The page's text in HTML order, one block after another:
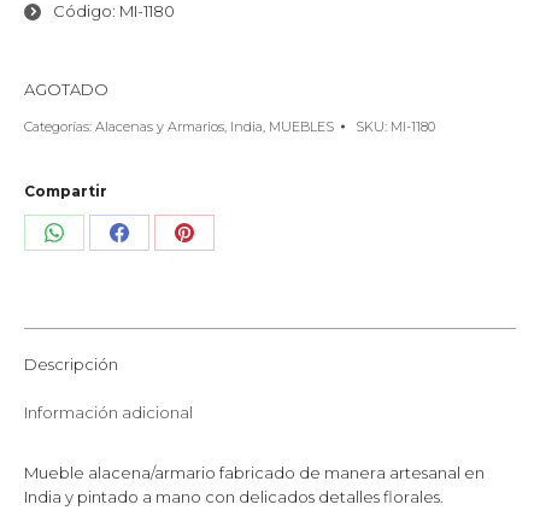
Código: MI-1180
AGOTADO
Categorías: Alacenas y Armarios, India, MUEBLES SKU: MI-1180
Compartir
Share Share Share
Descripción
Información adicional
Mueble alacena/armario fabricado de manera artesanal en
India y pintado a mano con delicados detalles florales.